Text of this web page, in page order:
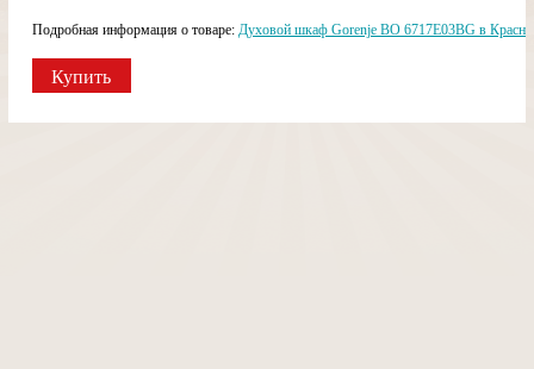
Подробная информация о товаре: Духовой шкаф Gorenje BO 6717E03BG в
Купить